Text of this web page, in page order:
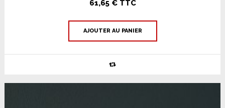
61,65 € TTC
AJOUTER AU PANIER